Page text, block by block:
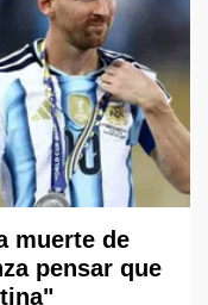
muerte de
pensar que